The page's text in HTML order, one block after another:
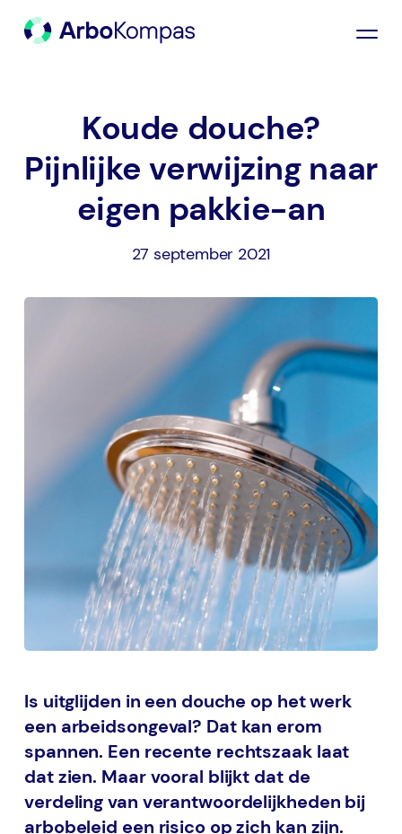
Koude douche?
Pijnlijke verwijzing naar
eigen pakkie-an
27 september 2021
Is uitglijden in een douche op het werk
een arbeidsongeval? Dat kan erom
spannen. Een recente rechtszaak laat
dat zien. Maar vooral blijkt dat de
verdeling van verantwoordelijkheden bij
arbobeleid een risico op zich kan zijn.